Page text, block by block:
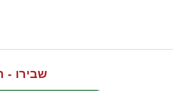
שבירו -